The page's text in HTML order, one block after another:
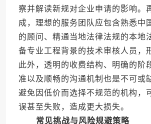
察并解读新规对企业申请的影响。
成，理想的服务团队应包含熟悉中
的顾问、精通当地法律法规的本地
备专业工程背景的技术审核人员，
此外，透明的收费结构、明确的阶
准以及顺畅的沟通机制也是不可或
避免因低价而选择不规范的机构，
误甚至失败，造成更大损失。
常见挑战与风险规避策略